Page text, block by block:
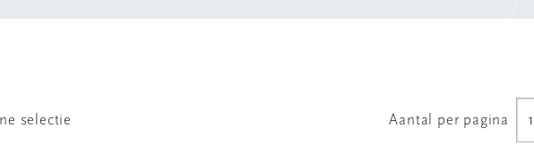
selectie Aantal per pagina